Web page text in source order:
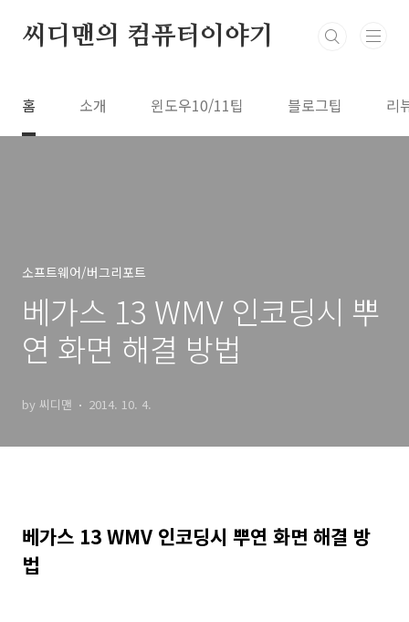
씨디맨의 컴퓨터이야기
홈 소개 윈도우10/11팁 블로그팁 리
소프트웨어/버그리포트
베가스 13 WMV 인코딩시 뿌
연 화면 해결 방법
by 씨디맨 2014. 10. 4.
베가스 13 WMV 인코딩시 뿌연 화면 해결 방
법